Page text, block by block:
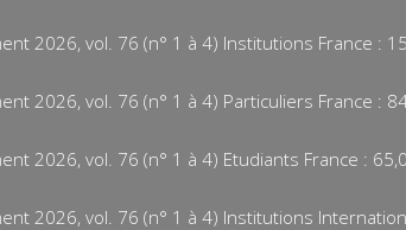
2026, vol. 76 (n° 1 à 4) Institutions France :
2026, vol. 76 (n° 1 à 4) Particuliers France :
2026, vol. 76 (n° 1 à 4) Etudiants France :
2026, vol. 76 (n° 1 à 4) Institutions